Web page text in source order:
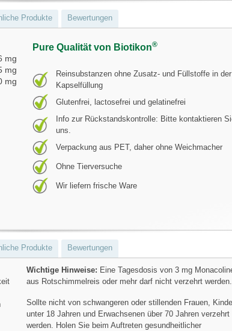
Produkte Bewertungen
mg
mg
mg
Pure Qualität von Biotikon®
Reinsubstanzen ohne Zusatz- und Füllstoffe in der
Kapselfüllung
Glutenfrei, lactosefrei und gelatinefrei
Info zur Rückstandskontrolle: Bitte kontaktieren
uns.
Verpackung aus PET, daher ohne Weichmacher
Ohne Tierversuche
Wir liefern frische Ware
Produkte Bewertungen
Wichtige Hinweise: Eine Tagesdosis von 3 mg
aus Rotschimmelreis oder mehr darf nicht verzehrt werden.
Sollte nicht von schwangeren oder stillenden Frauen,
unter 18 Jahren und Erwachsenen über 70 Jahren verzehrt
werden. Holen Sie beim Auftreten gesundheitlicher